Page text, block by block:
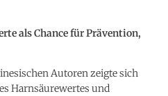
als Chance für Prävention,
Autoren zeigte sich
Harnsäurewertes und